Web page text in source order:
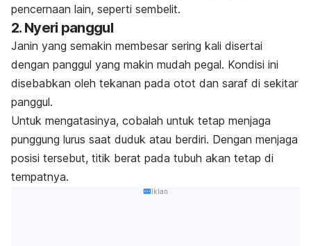
pencernaan lain, seperti sembelit.
2. Nyeri panggul
Janin yang semakin membesar sering kali disertai
dengan panggul yang makin mudah pegal. Kondisi ini
disebabkan oleh tekanan pada otot dan saraf di sekitar
panggul.
Untuk mengatasinya, cobalah untuk tetap menjaga
punggung lurus saat duduk atau berdiri. Dengan menjaga
posisi tersebut, titik berat pada tubuh akan tetap di
tempatnya.
Iklan